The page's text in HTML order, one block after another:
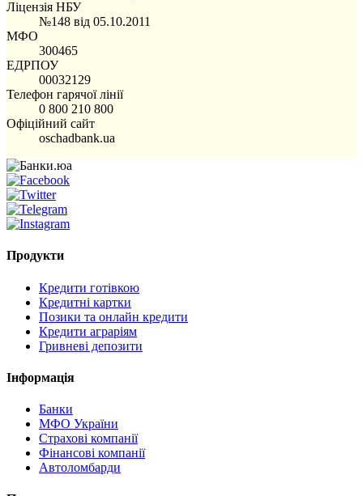
Ліцензія НБУ
№148 від 05.10.2011
МФО
300465
ЕДРПОУ
00032129
Телефон гарячої лінії
0 800 210 800
Офіційний сайт
oschadbank.ua
Продукти
Кредити готівкою
Кредитні картки
Позики та онлайн кредити
Кредити аграріям
Гривневі депозити
Інформація
Банки
МФО України
Страхові компанії
Фінансові компанії
Автоломбарди